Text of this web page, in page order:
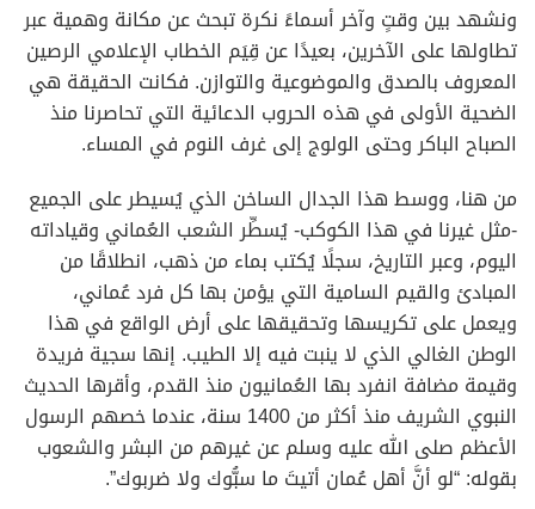
ونشهد بين وقتٍ وآخر أسماءً نكرة تبحث عن مكانة وهمية عبر
تطاولها على الآخرين، بعيدًا عن قِيَم الخطاب الإعلامي الرصين
المعروف بالصدق والموضوعية والتوازن. فكانت الحقيقة هي
الضحية الأولى في هذه الحروب الدعائية التي تحاصرنا منذ
الصباح الباكر وحتى الولوج إلى غرف النوم في المساء.
من هنا، ووسط هذا الجدال الساخن الذي يُسيطر على الجميع
-مثل غيرنا في هذا الكوكب- يُسطِّر الشعب العُماني وقياداته
اليوم، وعبر التاريخ، سجلًا يُكتب بماء من ذهب، انطلاقًا من
المبادئ والقيم السامية التي يؤمن بها كل فرد عُماني،
ويعمل على تكريسها وتحقيقها على أرض الواقع في هذا
الوطن الغالي الذي لا ينبت فيه إلا الطيب. إنها سجية فريدة
وقيمة مضافة انفرد بها العُمانيون منذ القدم، وأقرها الحديث
النبوي الشريف منذ أكثر من 1400 سنة، عندما خصهم الرسول
الأعظم صلى الله عليه وسلم عن غيرهم من البشر والشعوب
بقوله: “لو أنَّ أهل عُمان أتيتَ ما سبُّوك ولا ضربوك”.